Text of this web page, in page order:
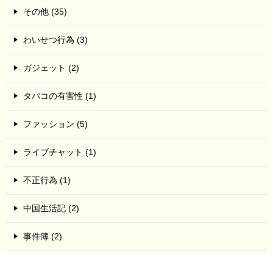
その他 (35)
わいせつ行為 (3)
ガジェット (2)
タバコの有害性 (1)
ファッション (5)
ライブチャット (1)
不正行為 (1)
中国生活記 (2)
事件簿 (2)